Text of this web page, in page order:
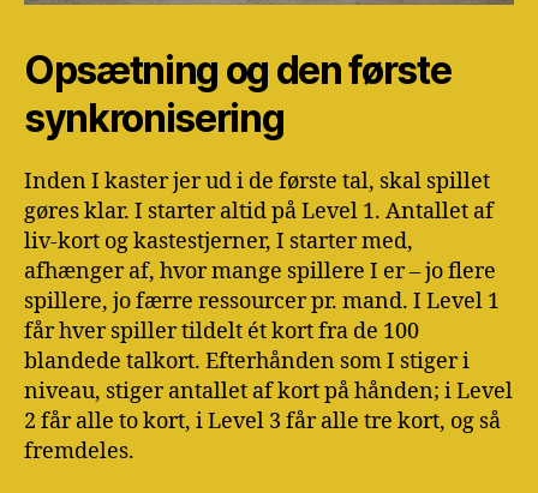
Opsætning og den første
synkronisering
Inden I kaster jer ud i de første tal, skal spillet
gøres klar. I starter altid på Level 1. Antallet af
liv-kort og kastestjerner, I starter med,
afhænger af, hvor mange spillere I er – jo flere
spillere, jo færre ressourcer pr. mand. I Level 1
får hver spiller tildelt ét kort fra de 100
blandede talkort. Efterhånden som I stiger i
niveau, stiger antallet af kort på hånden; i Level
2 får alle to kort, i Level 3 får alle tre kort, og så
fremdeles.